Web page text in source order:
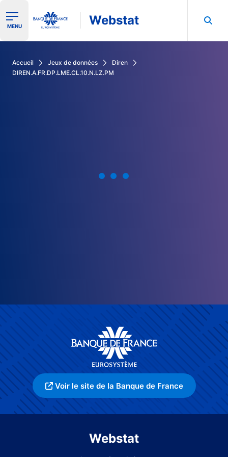
Ouvrir le menu de navigation
MENU Webstat
Accueil Jeux de données
Diren
DIREN.A.FR.DP.LME.CL.10.N.LZ.PM
Voir le site de la Banque de France
Webstat